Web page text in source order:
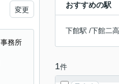
おすすめの駅
下館駅 /下館二
1件
変更
事務所